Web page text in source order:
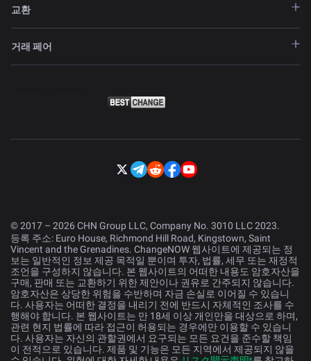
교환
거래 페어
© 2017 – 2026 CHN Group LLC, Company No. 3010 LLC 2023.
등록 주소: Euro House, Richmond Hill Road, Kingstown, Saint
Vincent and the Grenadines. ChangeNOW 웹사이트에 제공되는 정
보는 일반적인 정보 제공 목적일 뿐이며 투자, 법률, 세무 또는 재정적
조언을 구성하지 않습니다. 본 웹사이트의 어떠한 내용도 암호자산을
구매, 판매 또는 교환하기 위한 제안이나 권유로 간주되지 않습니다.
암호자산은 상당한 위험을 수반하며 자금 손실로 이어질 수 있습니
다. 사용자는 어떠한 결정을 내리기 전에 반드시 자체적인 조사를 수
행해야 합니다. 본 웹사이트는 만 18세 이상 개인만을 대상으로 하며,
관련 현지 법률에 따라 접근이 허용되는 경우에만 이용할 수 있습니
다. 사용자는 자신의 관할권에서 요구되는 모든 요건을 준수할 책임
이 전적으로 있습니다. 제품 및 기능은 모든 지역에서 제공되지 않을